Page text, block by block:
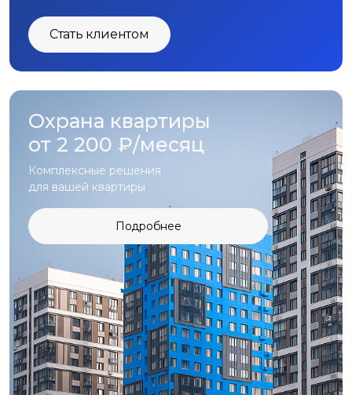
Стать клиентом
Охрана квартиры
от 2 200 ₽/месяц
Комплексные решения
для вашей квартиры
Подробнее